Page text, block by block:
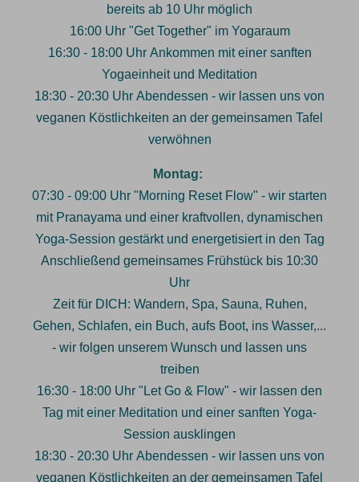
bereits ab 10 Uhr möglich
16:00 Uhr "Get Together" im Yogaraum
16:30 - 18:00 Uhr Ankommen mit einer sanften
Yogaeinheit und Meditation
18:30 - 20:30 Uhr Abendessen - wir lassen uns von
veganen Köstlichkeiten an der gemeinsamen Tafel
verwöhnen
Montag:
07:30 - 09:00 Uhr "Morning Reset Flow" - wir starten
mit Pranayama und einer kraftvollen, dynamischen
Yoga-Session gestärkt und energetisiert in den Tag
Anschließend gemeinsames Frühstück bis 10:30
Uhr
Zeit für DICH: Wandern, Spa, Sauna, Ruhen,
Gehen, Schlafen, ein Buch, aufs Boot, ins Wasser,...
- wir folgen unserem Wunsch und lassen uns
treiben
16:30 - 18:00 Uhr "Let Go & Flow" - wir lassen den
Tag mit einer Meditation und einer sanften Yoga-
Session ausklingen
18:30 - 20:30 Uhr Abendessen - wir lassen uns von
veganen Köstlichkeiten an der gemeinsamen Tafel